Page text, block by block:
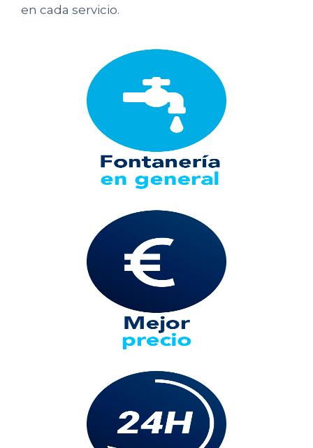
en cada servicio.